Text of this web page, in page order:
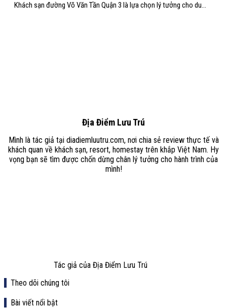
Khách sạn đường Võ Văn Tần Quận 3 là lựa chọn lý tưởng cho du...
Địa Điểm Lưu Trú
Mình là tác giả tại diadiemluutru.com, nơi chia sẻ review thực tế và
khách quan về khách sạn, resort, homestay trên khắp Việt Nam. Hy
vọng bạn sẽ tìm được chốn dừng chân lý tưởng cho hành trình của
mình!
Tác giả của Địa Điểm Lưu Trú
Theo dõi chúng tôi
Bài viết nổi bật